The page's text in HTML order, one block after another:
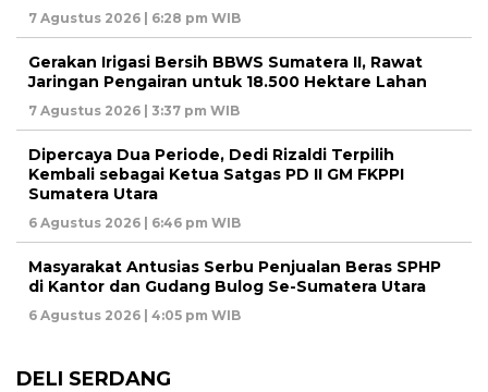
7 Agustus 2026 | 6:28 pm WIB
Gerakan Irigasi Bersih BBWS Sumatera II, Rawat
Jaringan Pengairan untuk 18.500 Hektare Lahan
7 Agustus 2026 | 3:37 pm WIB
Dipercaya Dua Periode, Dedi Rizaldi Terpilih
Kembali sebagai Ketua Satgas PD II GM FKPPI
Sumatera Utara
6 Agustus 2026 | 6:46 pm WIB
Masyarakat Antusias Serbu Penjualan Beras SPHP
di Kantor dan Gudang Bulog Se-Sumatera Utara
6 Agustus 2026 | 4:05 pm WIB
DELI SERDANG